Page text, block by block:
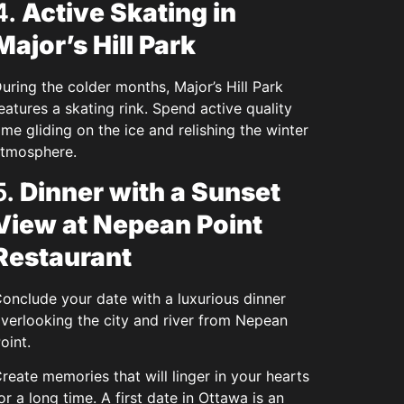
Active Skating in
Hill Park
the colder months, Major’s Hill Park
a skating rink. Spend active quality
gliding on the ice and relishing the winter
Dinner with a Sunset
at Nepean Point
your date with a luxurious dinner
the city and river from Nepean
memories that will linger in your hearts
a long time. A first date in Ottawa is an